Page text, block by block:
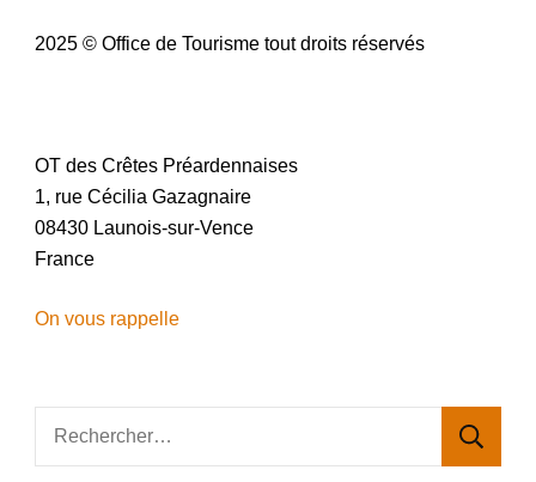
2025 © Office de Tourisme tout droits réservés
OT des Crêtes Préardennaises
1, rue Cécilia Gazagnaire
08430 Launois-sur-Vence
France
On vous rappelle